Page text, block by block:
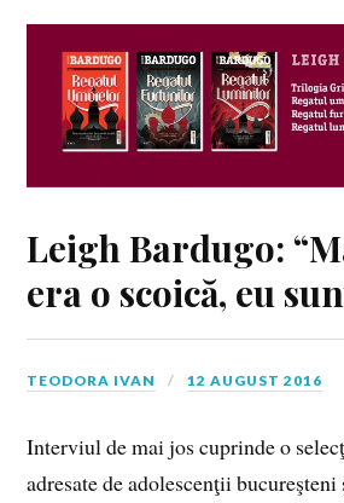
Leigh Bardugo:
era o scoică, eu
TEODORA IVAN 12 AUGUST 2016
Interviul de mai jos cuprinde o
adresate de adolescenţii